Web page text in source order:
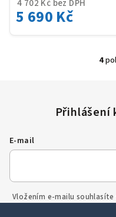
4 702 Kč bez DPH
5 690 Kč
4
E-mail
Vložením e-mailu souhlasíte